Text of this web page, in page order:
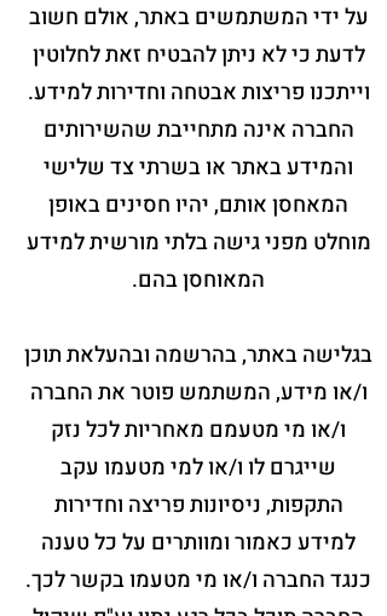
על ידי המשתמשים באתר, אולם חשוב
לדעת כי לא ניתן להבטיח זאת לחלוטין
וייתכנו פריצות אבטחה וחדירות למידע.
החברה אינה מתחייבת שהשירותים
והמידע באתר או בשרתי צד שלישי
המאחסן אותם, יהיו חסינים באופן
מוחלט מפני גישה בלתי מורשית למידע
המאוחסן בהם.
בגלישה באתר, בהרשמה ובהעלאת תוכן
ו/או מידע, המשתמש פוטר את החברה
ו/או מי מטעמם מאחריות לכל נזק
שייגרם לו ו/או למי מטעמו עקב
התקפות, ניסיונות פריצה וחדירות
למידע כאמור ומוותרים על כל טענה
כנגד החברה ו/או מי מטעמו בקשר לכך.